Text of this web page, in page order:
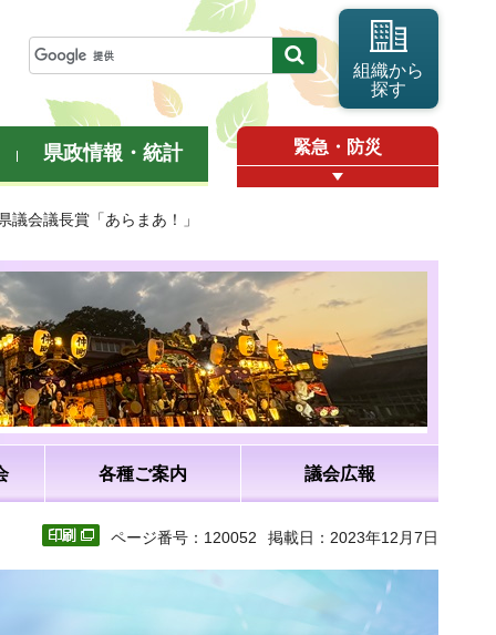
組織から
探す
県政情報・統計 緊急・防災
会議長賞「あらまあ！」
各種ご案内 議会広報
ページ番号：120052 掲載日：2023年12月7日